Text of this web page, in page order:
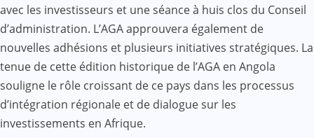
avec les investisseurs et une séance à huis clos du Conseil
d’administration. L’AGA approuvera également de
nouvelles adhésions et plusieurs initiatives stratégiques. La
tenue de cette édition historique de l’AGA en Angola
souligne le rôle croissant de ce pays dans les processus
d’intégration régionale et de dialogue sur les
investissements en Afrique.